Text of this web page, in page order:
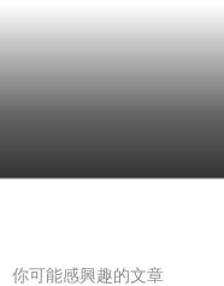
你可能感興趣的文章